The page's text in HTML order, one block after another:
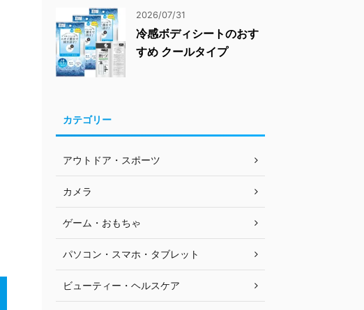
2026/07/31
冷感ボディシートのおす
すめ クールタイプ
カテゴリー
アウトドア・スポーツ
カメラ
ゲーム・おもちゃ
パソコン・スマホ・タブレット
ビューティー・ヘルスケア